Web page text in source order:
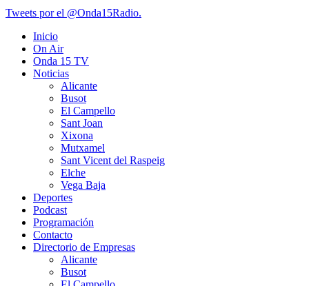
Tweets por el @Onda15Radio.
Inicio
On Air
Onda 15 TV
Noticias
Alicante
Busot
El Campello
Sant Joan
Xixona
Mutxamel
Sant Vicent del Raspeig
Elche
Vega Baja
Deportes
Podcast
Programación
Contacto
Directorio de Empresas
Alicante
Busot